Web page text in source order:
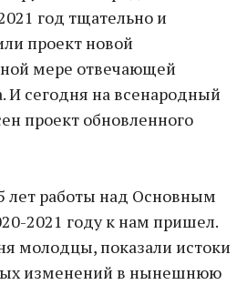
год тщательно и
проект новой
мере отвечающей
И сегодня на всенародный
проект обновленного
лет работы над Основным
2021 году к нам пришел.
молодцы, показали истоки
изменений в нынешнюю